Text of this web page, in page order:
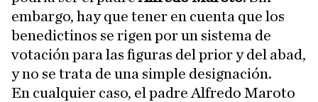
embargo, hay que tener en cuenta que los
benedictinos se rigen por un sistema de
votación para las figuras del prior y del abad,
y no se trata de una simple designación.
En cualquier caso, el padre Alfredo Maroto